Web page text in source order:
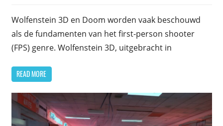
Wolfenstein 3D en Doom worden vaak beschouwd
als de fundamenten van het first-person shooter
(FPS) genre. Wolfenstein 3D, uitgebracht in
READ MORE